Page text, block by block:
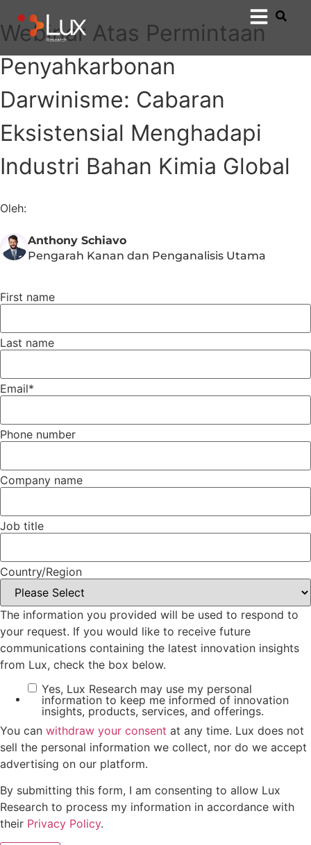
Webinar Atas Permintaan
Penyahkarbonan
Darwinisme: Cabaran
Eksistensial Menghadapi
Industri Bahan Kimia Global
Oleh:
Anthony Schiavo
Pengarah Kanan dan Penganalisis Utama
First name
Last name
Email*
Phone number
Company name
Job title
Country/Region
The information you provided will be used to respond to
your request. If you would like to receive future
communications containing the latest innovation insights
from Lux, check the box below.
Yes, Lux Research may use my personal
information to keep me informed of innovation
insights, products, services, and offerings.
You can withdraw your consent at any time. Lux does not
sell the personal information we collect, nor do we accept
advertising on our platform.
By submitting this form, I am consenting to allow Lux
Research to process my information in accordance with
their Privacy Policy.